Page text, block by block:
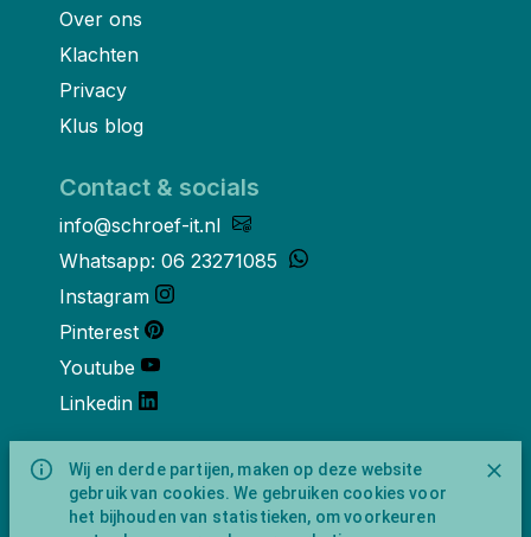
Wij en derde partijen, maken op deze website
gebruik van cookies. We gebruiken cookies voor
het bijhouden van statistieken, om voorkeuren
Over ons
Klachten
Privacy
Klus blog
Contact & socials
info@schroef-it.nl
Whatsapp: 06 23271085
Instagram
Pinterest
Youtube
Linkedin
Over ons
Schroef-it is een handelsnaam van